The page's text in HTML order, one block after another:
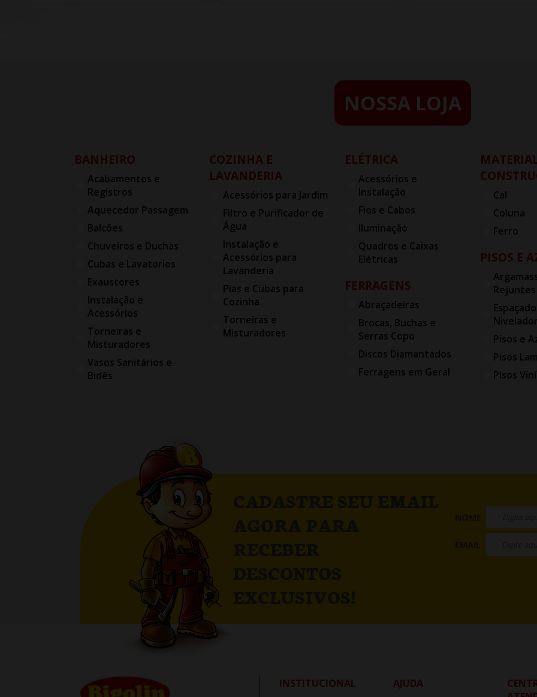
NOSSA LOJA
BANHEIRO
Acabamentos e
Registros
Aquecedor Passagem
Balcões
Chuveiros e Duchas
Cubas e Lavatorios
Exaustores
Instalação e
Acessórios
Torneiras e
Misturadores
Vasos Sanitários e
Bidês
COZINHA E
LAVANDERIA
Acessórios para Jardim
Filtro e Purificador de
Água
Instalação e
Acessórios para
Lavanderia
Pias e Cubas para
Cozinha
Torneiras e
Misturadores
ELÉTRICA
Acessórios e
Instalação
Fios e Cabos
Iluminação
Quadros e Caixas
Elétricas
FERRAGENS
Abraçadeiras
Brocas, Buchas e
Serras Copo
Discos Diamantados
Ferragens em Geral
Cal
Coluna
Ferro
PISOS E
Rejuntes
Pisos e
Pisos
Pisos
INSTITUCIONAL AJUDA